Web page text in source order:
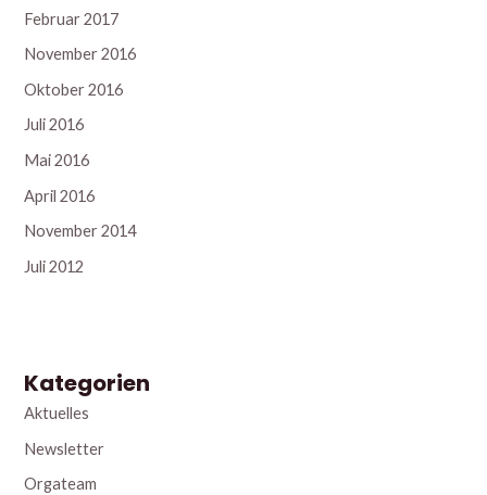
Februar 2017
November 2016
Oktober 2016
Juli 2016
Mai 2016
April 2016
November 2014
Juli 2012
Kategorien
Aktuelles
Newsletter
Orgateam